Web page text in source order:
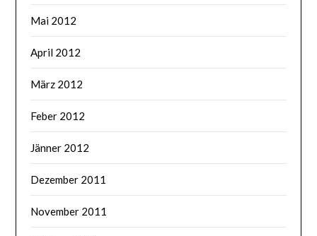
Mai 2012
April 2012
März 2012
Feber 2012
Jänner 2012
Dezember 2011
November 2011